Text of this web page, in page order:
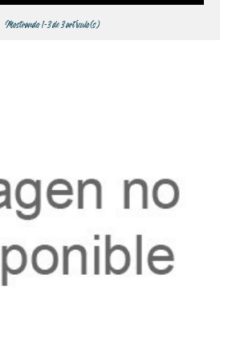
Mostrando 1-3 de 3 artículo(s)